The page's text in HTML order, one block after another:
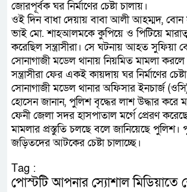
জোরপূর্বক ঘর নির্মাণের চেষ্টা চালায়।
ওই দিন বাধা দেয়ায় বাবা আলী আহম্মদ,
ভাই মো. শাহআলমকে কুপিয়ে ও পিটিয়ে
করেছিল সন্ত্রাসীরা। সে ঘটনায় আহত সুফিয়া
সোনাগাজী মডেল থানায় নিয়মিত মামলা
সন্ত্রাসীরা ফের একই কায়দায় ঘর নির্মাণের
সোনাগাজী মডেল থানার অফিসার ইনচার্জ
হোসেন জানান, পুলিশ বৃদ্ধের লাশ উদ্ধার করে
ফেনী জেলা সদর হাসপাতাল মর্গে প্রেরণ
মামলার প্রস্তুতি চলছে বলে জানিয়েছে পুলিশ।
জড়িতদের আটকের চেষ্টা চালাচ্ছে।
Tag :
পোস্টটি আপনার স্যোশাল মিডিয়াতে